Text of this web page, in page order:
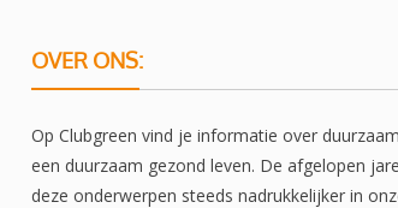
OVER ONS:
Op Clubgreen vind je informatie over
een duurzaam gezond leven. De afgelopen
deze onderwerpen steeds nadrukkelijker in